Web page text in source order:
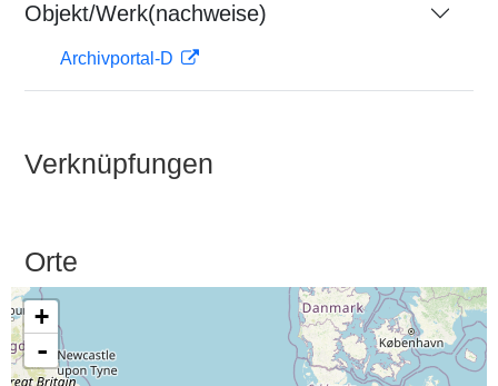
Objekt/Werk(nachweise)
Archivportal-D
Verknüpfungen
Orte
+
-